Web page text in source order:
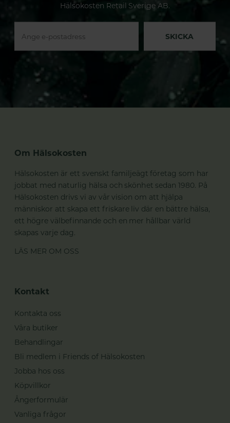
Hälsokosten Retail Sverige AB.
SKICKA
Om Hälsokosten
Hälsokosten är ett svenskt familjeägt företag som har
jobbat med naturlig hälsa och skönhet sedan 1980. På
Hälsokosten drivs vi av vår vision om att hjälpa
människor att skapa ett friskare liv där en bättre hälsa,
ett högre välbefinnande och en mer hållbar värld
skapas varje dag.
LÄS MER OM OSS
Kontakt
Kontakta oss
Våra butiker
Behandlingar
Bli medlem i Friends of Hälsokosten
Jobba hos oss
Köpvillkor
Ångerformulär
Vanliga frågor